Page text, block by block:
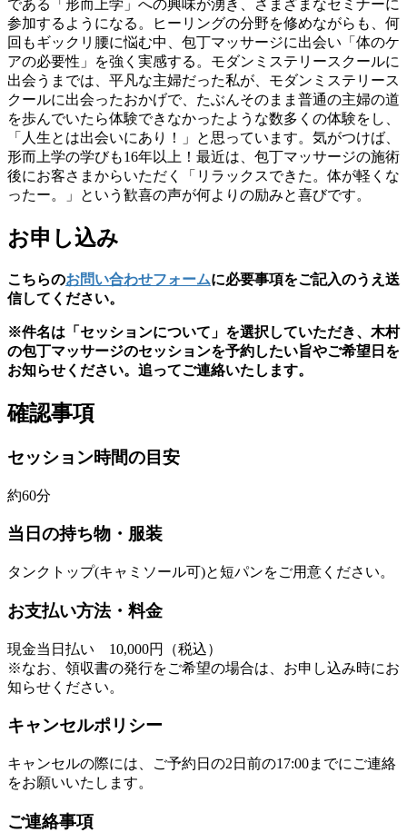
である「形而上学」への興味が湧き、さまざまなセミナーに
参加するようになる。ヒーリングの分野を修めながらも、何
回もギックリ腰に悩む中、包丁マッサージに出会い「体のケ
アの必要性」を強く実感する。モダンミステリースクールに
出会うまでは、平凡な主婦だった私が、モダンミステリース
クールに出会ったおかげで、たぶんそのまま普通の主婦の道
を歩んでいたら体験できなかったような数多くの体験をし、
「人生とは出会いにあり！」と思っています。気がつけば、
形而上学の学びも16年以上！最近は、包丁マッサージの施術
後にお客さまからいただく「リラックスできた。体が軽くな
ったー。」という歓喜の声が何よりの励みと喜びです。
お申し込み
こちらのお問い合わせフォームに必要事項をご記入のうえ送
信してください。
※件名は「セッションについて」を選択していただき、木村
の包丁マッサージのセッションを予約したい旨やご希望日を
お知らせください。追ってご連絡いたします。
確認事項
セッション時間の目安
約60分
当日の持ち物・服装
タンクトップ(キャミソール可)と短パンをご用意ください。
お支払い方法・料金
現金当日払い 10,000円（税込）
※なお、領収書の発行をご希望の場合は、お申し込み時にお
知らせください。
キャンセルポリシー
キャンセルの際には、ご予約日の2日前の17:00までにご連絡
をお願いいたします。
ご連絡事項